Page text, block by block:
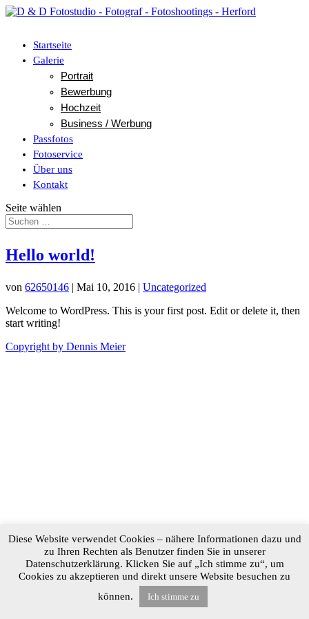
Startseite
Galerie
Portrait
Bewerbung
Hochzeit
Business / Werbung
Passfotos
Fotoservice
Über uns
Kontakt
Seite wählen
Hello world!
von 62650146 | Mai 10, 2016 | Uncategorized
Welcome to WordPress. This is your first post. Edit or delete it, then
start writing!
Copyright by Dennis Meier
Diese Website verwendet Cookies – nähere Informationen dazu und
zu Ihren Rechten als Benutzer finden Sie in unserer
Datenschutzerklärung. Klicken Sie auf „Ich stimme zu“, um
Cookies zu akzeptieren und direkt unsere Website besuchen zu
können.
Ich stimme zu